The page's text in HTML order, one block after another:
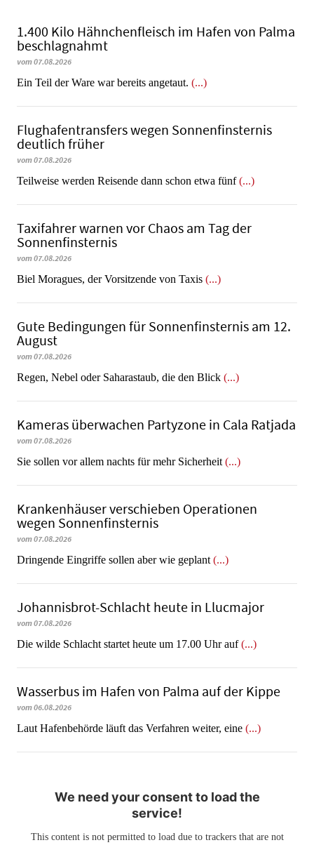
1.400 Kilo Hähnchenfleisch im Hafen von Palma
beschlagnahmt
vom 07.08.2026
​​​​​​​Ein Teil der Ware war bereits angetaut. (...)
Flughafentransfers wegen Sonnenfinsternis
deutlich früher
vom 07.08.2026
Teilweise werden Reisende dann schon etwa fünf(...)
Taxifahrer warnen vor Chaos am Tag der
Sonnenfinsternis
vom 07.08.2026
​​​​​​​Biel Moragues, der Vorsitzende von Taxis (...)
Gute Bedingungen für Sonnenfinsternis am 12.
August
vom 07.08.2026
Regen, Nebel oder Saharastaub, die den Blick (...)
Kameras überwachen Partyzone in Cala Ratjada
vom 07.08.2026
Sie sollen vor allem nachts für mehr Sicherheit (...)
Krankenhäuser verschieben Operationen
wegen Sonnenfinsternis
vom 07.08.2026
Dringende Eingriffe sollen aber wie geplant (...)
Johannisbrot-Schlacht heute in Llucmajor
vom 07.08.2026
Die wilde Schlacht startet heute um 17.00 Uhr auf(...)
Wasserbus im Hafen von Palma auf der Kippe
vom 06.08.2026
Laut Hafenbehörde läuft das Verfahren weiter, eine (...)
We need your consent to load the
service!
This content is not permitted to load due to trackers that are not